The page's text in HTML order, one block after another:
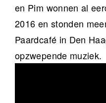
en Pim wonnen al
2016 en stonden
Paardcafé in Den
opzwepende muziek.